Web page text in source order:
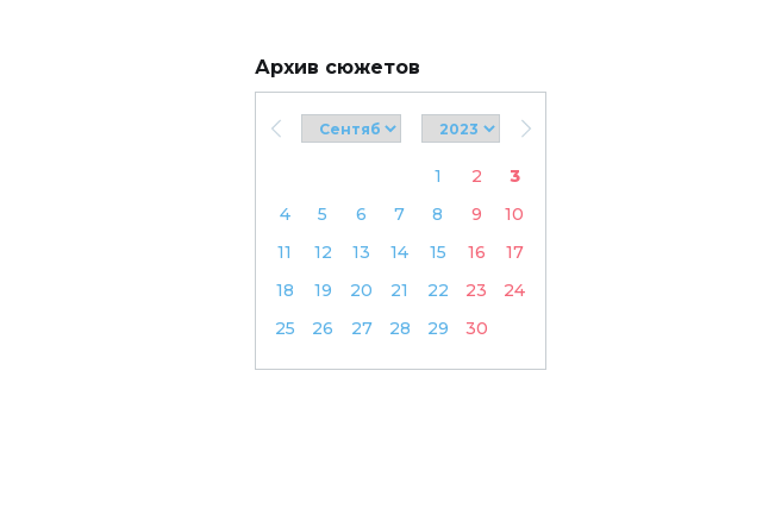
Архив сюжетов
1 2
3
4
5 6 7 8 9
10
11
12 13 14 15 16
17
18
19 20 21 22 23
24
25
26 27 28 29 30